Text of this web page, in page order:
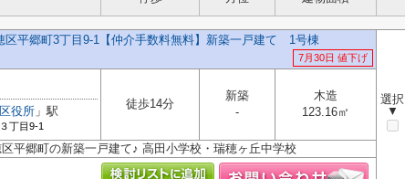
区平郷町3丁目9-1【仲介手数料無料】新築一戸建て 1号棟
7月30日 値下げ
選択
▼
役所 」駅
３丁目9-1
徒歩14分
新築
-
木造
123.16㎡
郷町の新築一戸建て♪ 高田小学校・瑞穂ヶ丘中学校